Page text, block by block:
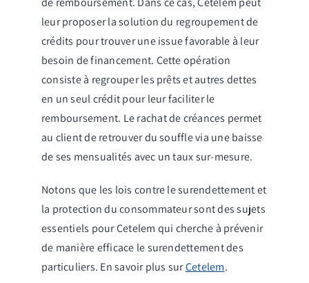
leur proposer la solution du regroupement de
crédits pour trouver une issue favorable à leur
besoin de financement. Cette opération
consiste à regrouper les prêts et autres dettes
en un seul crédit pour leur faciliter le
remboursement. Le rachat de créances permet
au client de retrouver du souffle via une baisse
de ses mensualités avec un taux sur-mesure.
Notons que les lois contre le surendettement et
la protection du consommateur sont des sujets
essentiels pour Cetelem qui cherche à prévenir
de manière efficace le surendettement des
particuliers. En savoir plus surCetelem.